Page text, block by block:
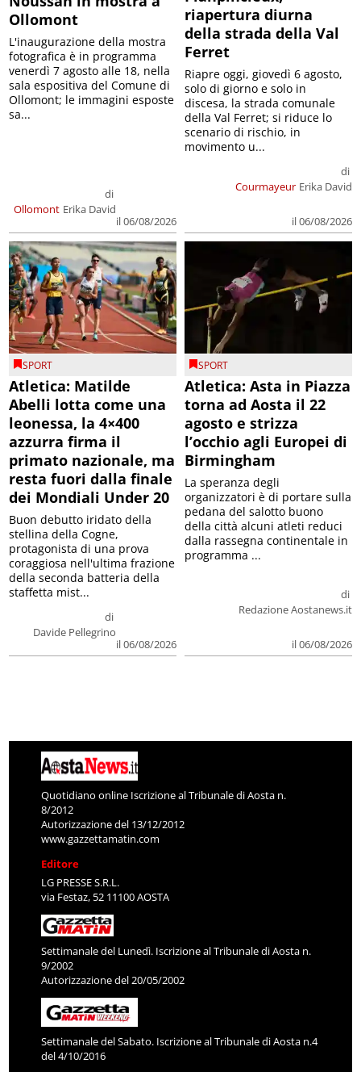
Ollomont
Ollomont
di
Erika David
il 06/08/2026
L'inaugurazione della mostra
fotografica è in programma
venerdì 7 agosto alle 18, nella
sala espositiva del Comune di
Ollomont; le immagini esposte
sa...
riapertura diurna
della strada della Val
Ferret
Courmayeur
di
Erika David
il 06/08/2026
Riapre oggi, giovedì 6 agosto,
solo di giorno e solo in
discesa, la strada comunale
della Val Ferret; si riduce lo
scenario di rischio, in
movimento u...
SPORT
Atletica: Matilde
Abelli lotta come una
leonessa, la 4×400
azzurra firma il
primato nazionale, ma
resta fuori dalla finale
dei Mondiali Under 20
di
Davide Pellegrino
il 06/08/2026
Buon debutto iridato della
stellina della Cogne,
protagonista di una prova
coraggiosa nell'ultima frazione
della seconda batteria della
staffetta mist...
SPORT
Atletica: Asta in Piazza
torna ad Aosta il 22
agosto e strizza
l’occhio agli Europei di
Birmingham
di
Redazione Aostanews.it
il 06/08/2026
La speranza degli
organizzatori è di portare sulla
pedana del salotto buono
della città alcuni atleti reduci
dalla rassegna continentale in
programma ...
Quotidiano online Iscrizione al Tribunale di Aosta n.
8/2012
Autorizzazione del 13/12/2012
www.gazzettamatin.com
Editore
LG PRESSE S.R.L.
via Festaz, 52 11100 AOSTA
Settimanale del Lunedì. Iscrizione al Tribunale di Aosta n.
9/2002
Autorizzazione del 20/05/2002
Settimanale del Sabato. Iscrizione al Tribunale di Aosta n.4
del 4/10/2016